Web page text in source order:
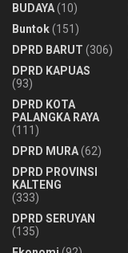
BUDAYA(10)
Buntok(151)
DPRD BARUT (306)
DPRD KAPUAS
(93)
DPRD KOTA
PALANGKA RAYA
(111)
DPRD MURA(62)
DPRD PROVINSI
KALTENG
(333)
DPRD SERUYAN
(135)